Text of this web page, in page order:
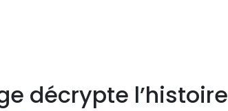
décrypte l’histoire